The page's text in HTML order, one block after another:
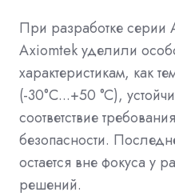
При разработке
Axiomtek уделили
характеристикам, как
(-30°C...+50 °C),
соответствие
безопасности.
остается вне фокуса у
решений.